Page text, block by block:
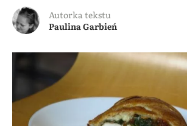
Autorka tekstu
Paulina Garbień